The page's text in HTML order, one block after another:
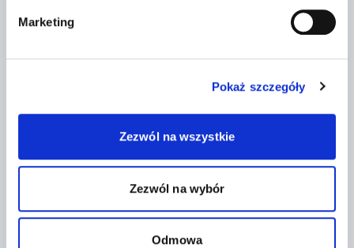
Marketing
Pokaż szczegóły
Zezwól na wszystkie
Zezwól na wybór
Odmowa
Podaruj 1,5%
Misja i wartości
Praktyki
Co robimy
Kliniki Jim
Szkoła Jim Łódź
Szkoła Jim Warszawa
Przedszkole Jim Warszawa